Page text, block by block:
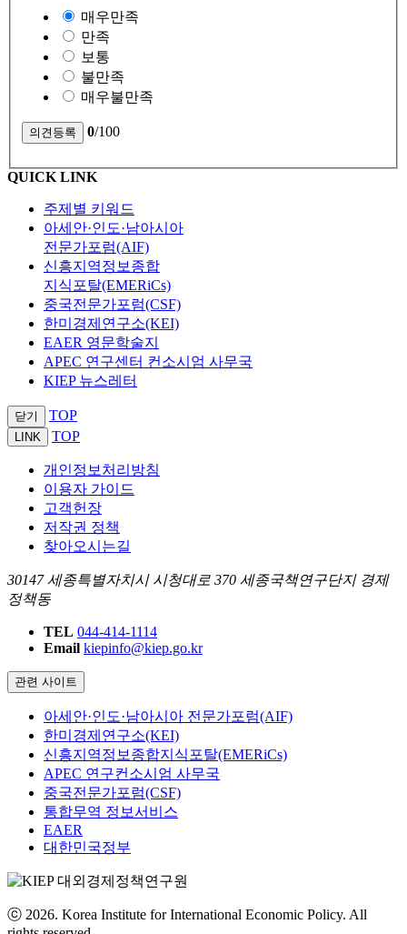
매우만족
만족
보통
불만족
매우불만족
0/100
QUICK LINK
주제별 키워드
아세안·인도·남아시아
전문가포럼(AIF)
신흥지역정보종합
지식포탈(EMERiCs)
중국전문가포럼(CSF)
한미경제연구소(KEI)
EAER 영문학술지
APEC 연구센터 컨소시엄 사무국
KIEP 뉴스레터
닫기 TOP
LINK TOP
개인정보처리방침
이용자 가이드
고객헌장
저작권 정책
찾아오시는길
30147 세종특별자치시 시청대로 370 세종국책연구단지 경제
정책동
TEL 044-414-1114
Email kiepinfo@kiep.go.kr
관련 사이트
아세안·인도·남아시아 전문가포럼(AIF)
한미경제연구소(KEI)
신흥지역정보종합지식포탈(EMERiCs)
APEC 연구컨소시엄 사무국
중국전문가포럼(CSF)
통합무역 정보서비스
EAER
대한민국정부
ⓒ 2026. Korea Institute for International Economic Policy. All